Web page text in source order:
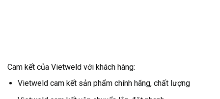
Cam kết của Vietweld với khách hàng:
Vietweld cam kết sản phẩm chính hãng, chất lượng